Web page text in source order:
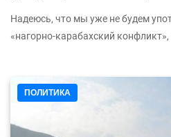
Надеюсь, что мы уже не будем
«нагорно-карабахский
ПОЛИТИКА